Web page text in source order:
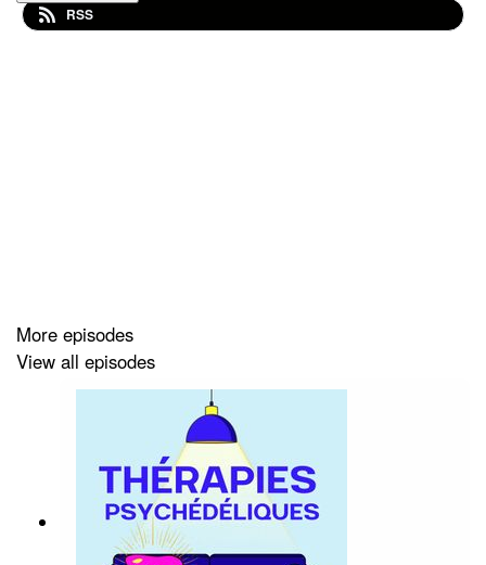
RSS
More episodes
View all episodes